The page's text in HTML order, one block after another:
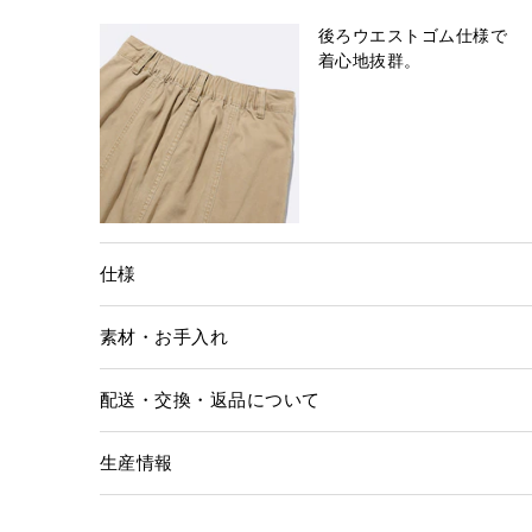
後ろウエストゴム仕様で
着心地抜群。
仕様
素材・お手入れ
配送・交換・返品について
生産情報